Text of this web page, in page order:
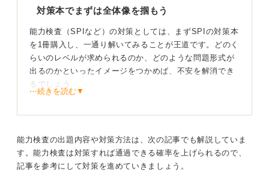
対策本でまずは全体像を掴もう
能力検査（SPIなど）の対策としては、まずSPIの対策本
を1冊購入し、一通り解いてみることが王道です。どのく
らいのレベルが求められるのか、どのような問題形式が
出るのかといったイメージをつかめば、不安を解消でき
るでしょう。
⋯続きを読む▼
能力検査の出題内容や対策方法は、次の記事でも解説していま
す。能力検査は対策すれば通過できる確率を上げられるので、
記事を参考にして対策を進めていきましょう。